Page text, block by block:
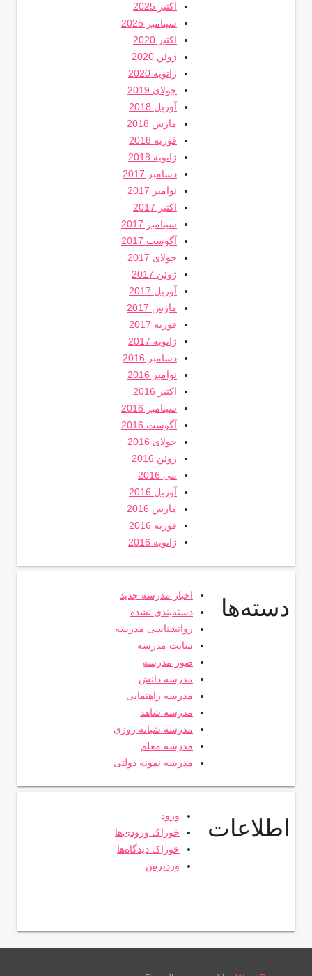
اکتبر 2025
سپتامبر 2025
اکتبر 2020
ژوئن 2020
ژانویه 2020
جولای 2019
آوریل 2018
مارس 2018
فوریه 2018
ژانویه 2018
دسامبر 2017
نوامبر 2017
اکتبر 2017
سپتامبر 2017
آگوست 2017
جولای 2017
ژوئن 2017
آوریل 2017
مارس 2017
فوریه 2017
ژانویه 2017
دسامبر 2016
نوامبر 2016
اکتبر 2016
سپتامبر 2016
آگوست 2016
جولای 2016
ژوئن 2016
می 2016
آوریل 2016
مارس 2016
فوریه 2016
ژانویه 2016
دسته‌ها
اخبار مدرسه جدید
دسته‌بندی نشده
روانشناسی مدرسه
سایت مدرسه
صور مدرسه
مدرسه دانش
مدرسه راهنمایی
مدرسه شاهد
مدرسه شبانه روزی
مدرسه معلم
مدرسه نمونه دولتی
اطلاعات
ورود
خوراک ورودی‌ها
خوراک دیدگاه‌ها
وردپرس